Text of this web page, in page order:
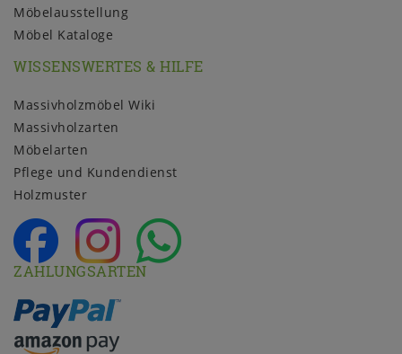
Möbelausstellung
Möbel Kataloge
WISSENSWERTES & HILFE
Massivholzmöbel Wiki
Massivholzarten
Möbelarten
Pflege und Kundendienst
Holzmuster
ZAHLUNGSARTEN